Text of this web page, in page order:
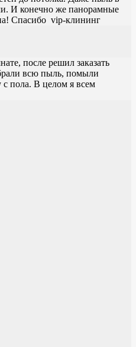
И конечно же панорамные
Спасибо vip-клининг
после решил заказать
всю пыль, помыли
с пола. В целом я всем